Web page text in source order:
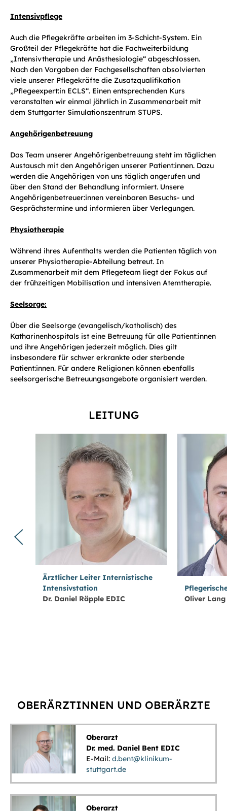
Intensivpflege
Auch die Pflegekräfte arbeiten im 3-Schicht-System. Ein
Großteil der Pflegekräfte hat die Fachweiterbildung
„Intensivtherapie und Anästhesiologie“ abgeschlossen.
Nach den Vorgaben der Fachgesellschaften absolvierten
viele unserer Pflegekräfte die Zusatzqualifikation
„Pflegeexpert:in ECLS“. Einen entsprechenden Kurs
veranstalten wir einmal jährlich in Zusammenarbeit mit
dem Stuttgarter Simulationszentrum STUPS.
Angehörigenbetreuung
Das Team unserer Angehörigenbetreuung steht im täglichen
Austausch mit den Angehörigen unserer Patient:innen. Dazu
werden die Angehörigen von uns täglich angerufen und
über den Stand der Behandlung informiert. Unsere
Angehörigenbetreuer:innen vereinbaren Besuchs- und
Gesprächstermine und informieren über Verlegungen.
Physiotherapie
Während ihres Aufenthalts werden die Patienten täglich von
unserer Physiotherapie-Abteilung betreut. In
Zusammenarbeit mit dem Pflegeteam liegt der Fokus auf
der frühzeitigen Mobilisation und intensiven Atemtherapie.
Seelsorge:
Über die Seelsorge (evangelisch/katholisch) des
Katharinenhospitals ist eine Betreuung für alle Patient:innen
und ihre Angehörigen jederzeit möglich. Dies gilt
insbesondere für schwer erkrankte oder sterbende
Patient:innen. Für andere Religionen können ebenfalls
seelsorgerische Betreuungsangebote organisiert werden.
LEITUNG
Ärztlicher Leiter Internistische
Intensivstation
Dr. Daniel Räpple EDIC
Oliver Lang
OBERÄRZTINNEN UND OBERÄRZTE
Oberarzt
Dr. med. Daniel Bent EDIC
E-Mail:d.bent@klinikum-
stuttgart.de
Oberarzt